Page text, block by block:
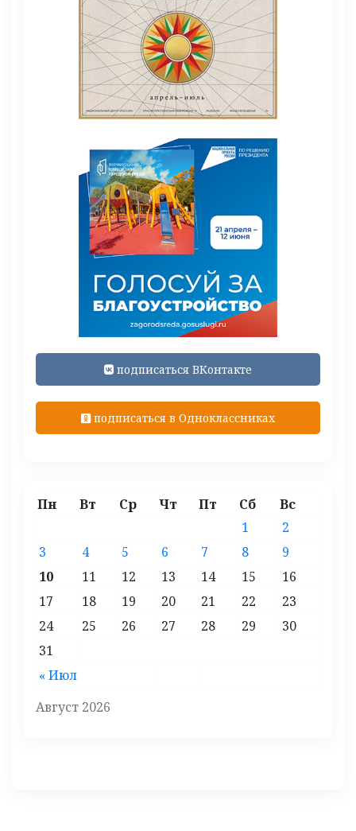
подписаться ВКонтакте
подписаться в Одноклассниках
Август 2026
Пн Вт Ср Чт Пт Сб Вс
« Июл
1
2
3
4 5 6 7 8
9
10
11 12 13 14 15
16
17
18 19 20 21 22
23
24
25 26 27 28 29
30
31